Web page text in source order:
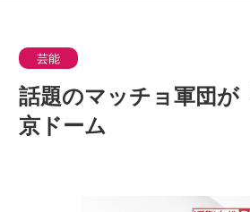
芸能
話題のマッチョ軍団
京ドーム